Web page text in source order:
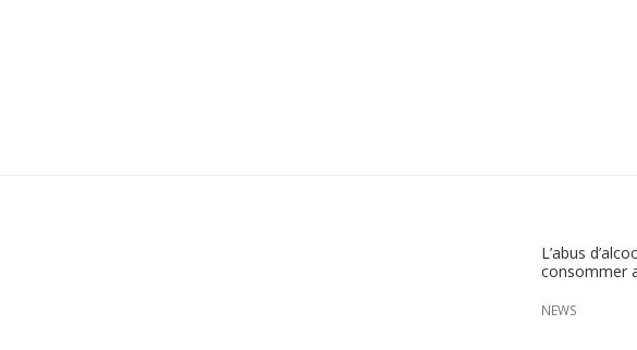
L’abus
consommer
NEWS